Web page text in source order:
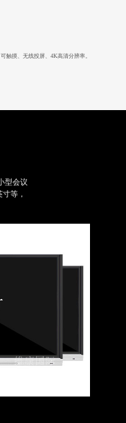
触摸、无线投屏、4K高清分辨率。
型会议
等，